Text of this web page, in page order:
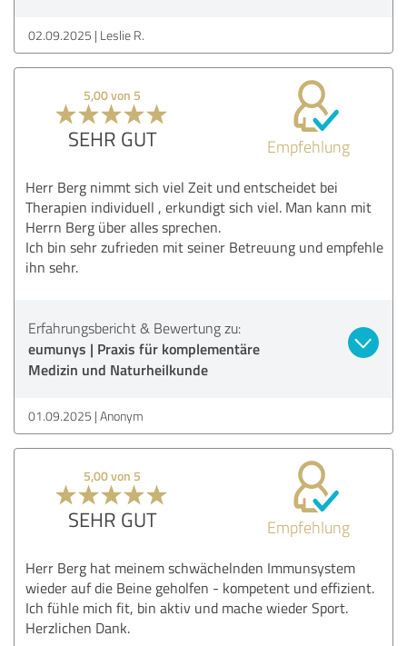
02.09.2025 Leslie R.
5,00 von 5
SEHR GUT Empfehlung
Herr Berg nimmt sich viel Zeit und entscheidet bei
Therapien individuell , erkundigt sich viel. Man kann mit
Herrn Berg über alles sprechen.
Ich bin sehr zufrieden mit seiner Betreuung und empfehle
ihn sehr.
Erfahrungsbericht & Bewertung zu:
eumunys | Praxis für komplementäre
Medizin und Naturheilkunde
01.09.2025 Anonym
5,00 von 5
SEHR GUT Empfehlung
Herr Berg hat meinem schwächelnden Immunsystem
wieder auf die Beine geholfen - kompetent und effizient.
Ich fühle mich fit, bin aktiv und mache wieder Sport.
Herzlichen Dank.